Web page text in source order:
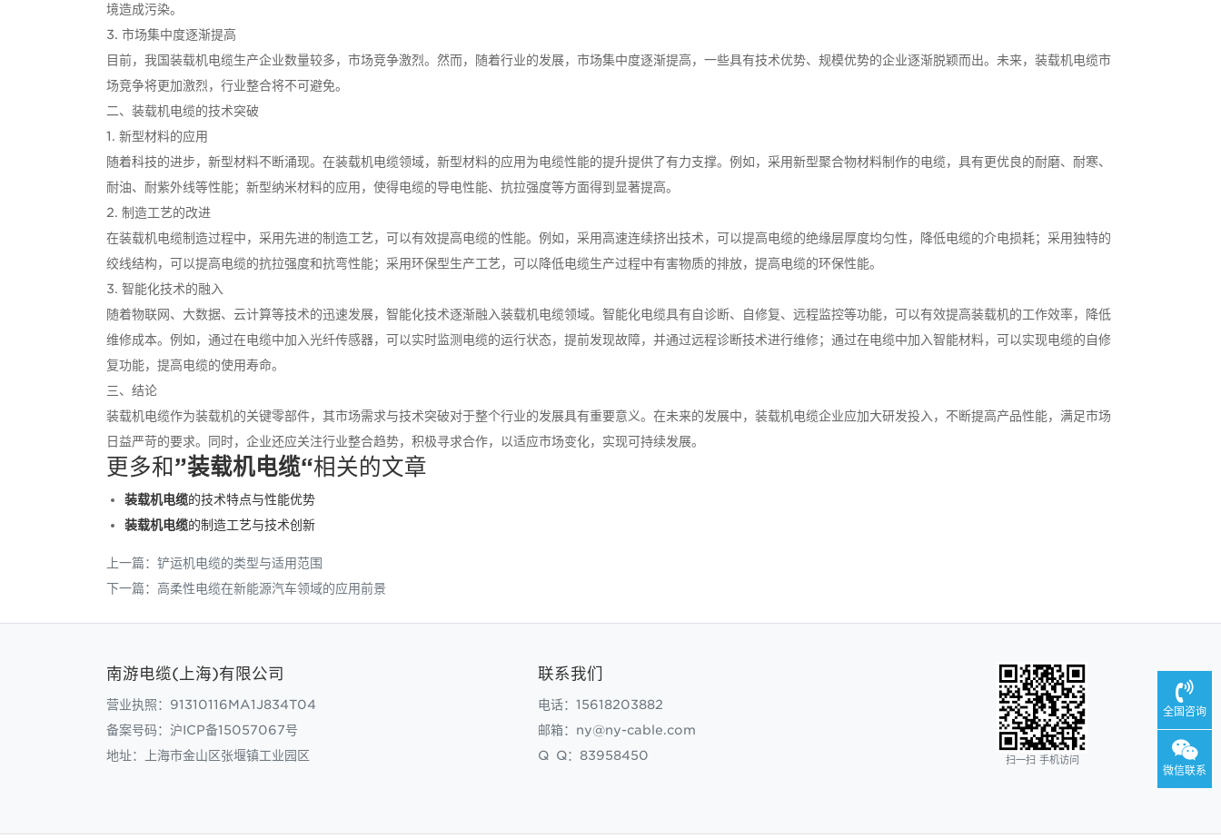
境造成污染。
3. 市场集中度逐渐提高
目前，我国装载机电缆生产企业数量较多，市场竞争激烈。然而，随着行业的发展，市场集中度逐渐提高，一些具有技术优势、规模优势的企业逐渐脱颖而出。未来，装载机电缆市
场竞争将更加激烈，行业整合将不可避免。
二、装载机电缆的技术突破
1. 新型材料的应用
随着科技的进步，新型材料不断涌现。在装载机电缆领域，新型材料的应用为电缆性能的提升提供了有力支撑。例如，采用新型聚合物材料制作的电缆，具有更优良的耐磨、耐寒、
耐油、耐紫外线等性能；新型纳米材料的应用，使得电缆的导电性能、抗拉强度等方面得到显著提高。
2. 制造工艺的改进
在装载机电缆制造过程中，采用先进的制造工艺，可以有效提高电缆的性能。例如，采用高速连续挤出技术，可以提高电缆的绝缘层厚度均匀性，降低电缆的介电损耗；采用独特的
绞线结构，可以提高电缆的抗拉强度和抗弯性能；采用环保型生产工艺，可以降低电缆生产过程中有害物质的排放，提高电缆的环保性能。
3. 智能化技术的融入
随着物联网、大数据、云计算等技术的迅速发展，智能化技术逐渐融入装载机电缆领域。智能化电缆具有自诊断、自修复、远程监控等功能，可以有效提高装载机的工作效率，降低
维修成本。例如，通过在电缆中加入光纤传感器，可以实时监测电缆的运行状态，提前发现故障，并通过远程诊断技术进行维修；通过在电缆中加入智能材料，可以实现电缆的自修
复功能，提高电缆的使用寿命。
三、结论
装载机电缆作为装载机的关键零部件，其市场需求与技术突破对于整个行业的发展具有重要意义。在未来的发展中，装载机电缆企业应加大研发投入，不断提高产品性能，满足市场
日益严苛的要求。同时，企业还应关注行业整合趋势，积极寻求合作，以适应市场变化，实现可持续发展。
更多和”装载机电缆“相关的文章
装载机电缆的技术特点与性能优势
装载机电缆的制造工艺与技术创新
上一篇： 铲运机电缆的类型与适用范围
下一篇： 高柔性电缆在新能源汽车领域的应用前景
南游电缆(上海)有限公司
营业执照：91310116MA1J834T04
备案号码： 沪ICP备15057067号
地址：上海市金山区张堰镇工业园区
联系我们
电话：15618203882
邮箱：ny@ny-cable.com
Q Q：83958450
扫一扫 手机访问
全国咨询
微信联系